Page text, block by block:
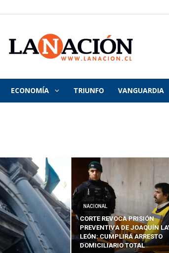
La
Nación
ECONOMÍA TRIUNFO VANGUARDIA
NACIONAL
CORTE REVOCA PRISIÓN
PREVENTIVA DE JOAQUÍN
LEÓN: CUMPLIRÁ ARRESTO
DOMICILIARIO TOTAL